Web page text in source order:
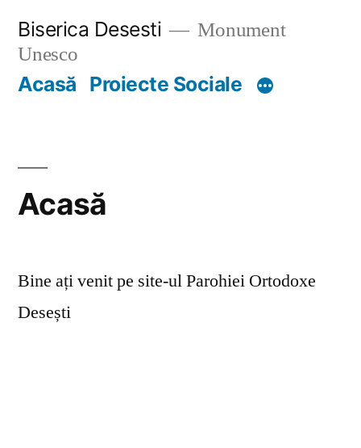
content
Biserica Desesti
Monument
Unesco
Acasă Proiecte Sociale
Acasă
Bine ați venit pe site-ul Parohiei Ortodoxe
Desești